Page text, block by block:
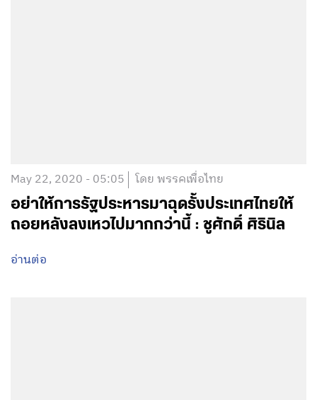
May 22, 2020 - 05:05 โดย พรรคเพื่อไทย
อย่าให้การรัฐประหารมาฉุดรั้งประเทศไทยให้
ถอยหลังลงเหวไปมากกว่านี้ : ชูศักดิ์ ศิรินิล
อ่านต่อ